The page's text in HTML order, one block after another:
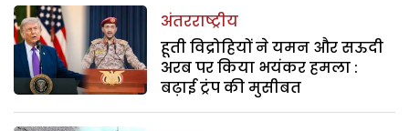
अंतरराष्ट्रीय
हूती विद्रोहियों ने यमन और सऊदी
अरब पर किया भयंकर हमला :
बढ़ाई ट्रंप की मुसीबत